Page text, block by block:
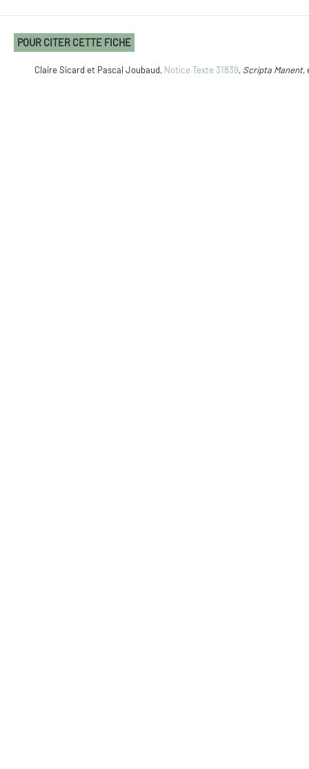
POUR CITER CETTE FICHE
Claire Sicard et Pascal Joubaud, Notice Texte 31839, Scripta Manent,